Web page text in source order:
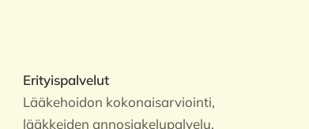
Erityispalvelut
Lääkehoidon kokonaisarviointi,
lääkkeiden annosjakelupalvelu,